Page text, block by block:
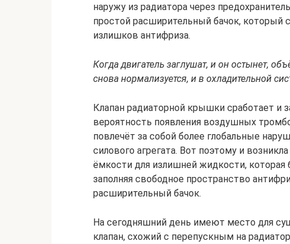
наружу из радиатора через
простой расширительный бачок, который
излишков антифриза.
Когда двигатель заглушат, и он остынет,
снова нормализуется, и в охладительной
Клапан радиаторной крышки сработает и
вероятность появления воздушных
повлечёт за собой более глобальные
силового агрегата. Вот поэтому и
ёмкости для излишней жидкости, которая
заполняя свободное пространство
расширительный бачок.
На сегодняшний день имеют место для
клапан, схожий с перепускным на